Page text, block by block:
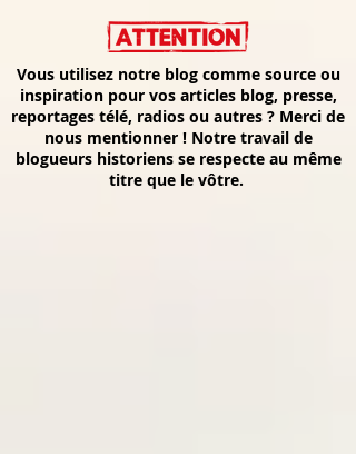
Vous utilisez notre blog comme source ou
inspiration pour vos articles blog, presse,
reportages télé, radios ou autres ? Merci de
nous mentionner ! Notre travail de
blogueurs historiens se respecte au même
titre que le vôtre.